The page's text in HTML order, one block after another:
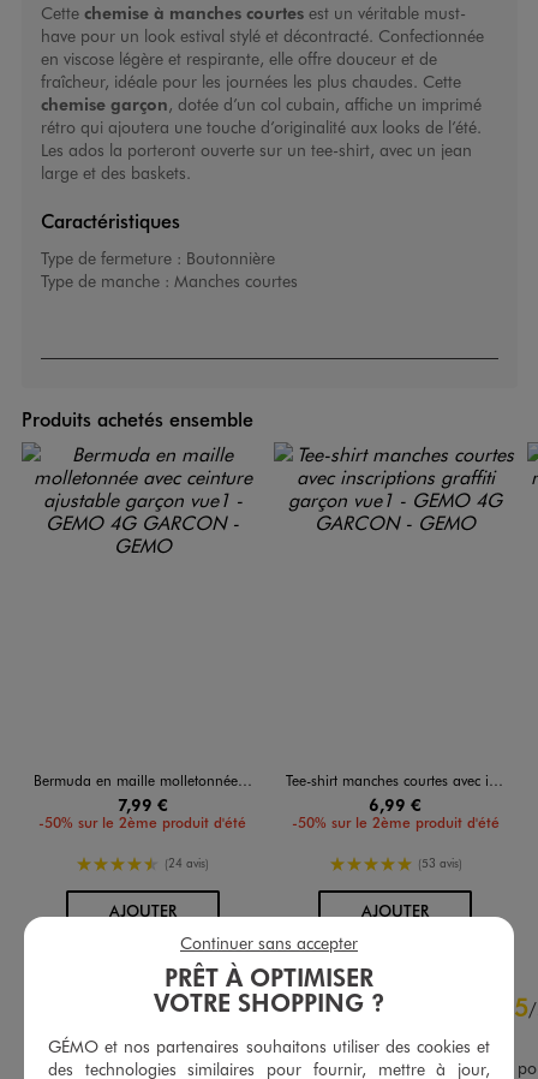
Cette chemise à manches courtesest un véritable must-
have pour un look estival stylé et décontracté. Confectionnée
en viscose légère et respirante, elle offre douceur et de
fraîcheur, idéale pour les journées les plus chaudes. Cette
chemise garçon, dotée d’un col cubain, affiche un imprimé
rétro qui ajoutera une touche d’originalité aux looks de l’été.
Les ados la porteront ouverte sur un tee-shirt, avec un jean
large et des baskets.
Caractéristiques
Type de fermeture : Boutonnière
Type de manche : Manches courtes
Produits achetés ensemble
Bermuda en maille molletonnée avec ceinture ajustable garçon
7,99 €
-50% sur le 2ème produit d'été
4.5/5 de moyenne
(24 avis)
AJOUTERAU PANIER
Tee-shirt manches courtes avec inscriptions graffiti garçon
6,99 €
-50% sur le 2ème produit d'été
5/5 de moyenne
(53 avis)
AJOUTERAU PANIER
4.9/5 5/
Super légère et agréable à
PRÊT À OPTIMISER
VOTRE SHOPPING ?
GÉMO et nos partenaires souhaitons utiliser des cookies et
des technologies similaires pour fournir, mettre à jour,
Continuer sans accepter